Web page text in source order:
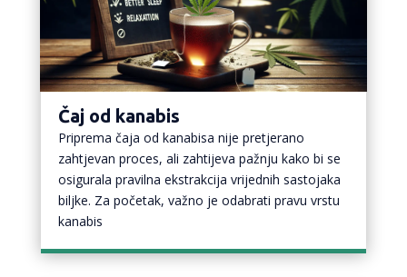
Čaj od kanabis
Priprema čaja od kanabisa nije pretjerano
zahtjevan proces, ali zahtijeva pažnju kako bi se
osigurala pravilna ekstrakcija vrijednih sastojaka
biljke. Za početak, važno je odabrati pravu vrstu
kanabis